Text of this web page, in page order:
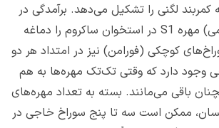
لگنی را تشکیل می‌دهد. برآمدگی در
قسمت جلویی (قدامی) مهره S1 در استخوان ساکروم را دماغه
کوچکی (فورامن) نیز در امتداد هر دو
وجود دارد که وقتی تک‌تک مهره‌ها به هم
باقی می‌مانند. بسته به تعداد مهره‌های
ممکن است سه تا پنج سوراخ خاجی در